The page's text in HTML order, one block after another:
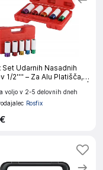
Set Udarnih Nasadnih
1/2'''' – Za Alu Platišča,
mm, 79 mm Dolžina |
voljo v 2-5 delovnih dneh
Rosfix
€